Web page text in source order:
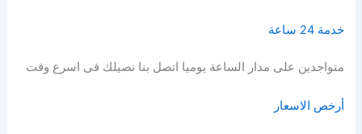
خدمة 24 ساعة
متواجدين على مدار الساعة يوميا اتصل بنا نصيلك فى اسرع وقت
أرخص الاسعار